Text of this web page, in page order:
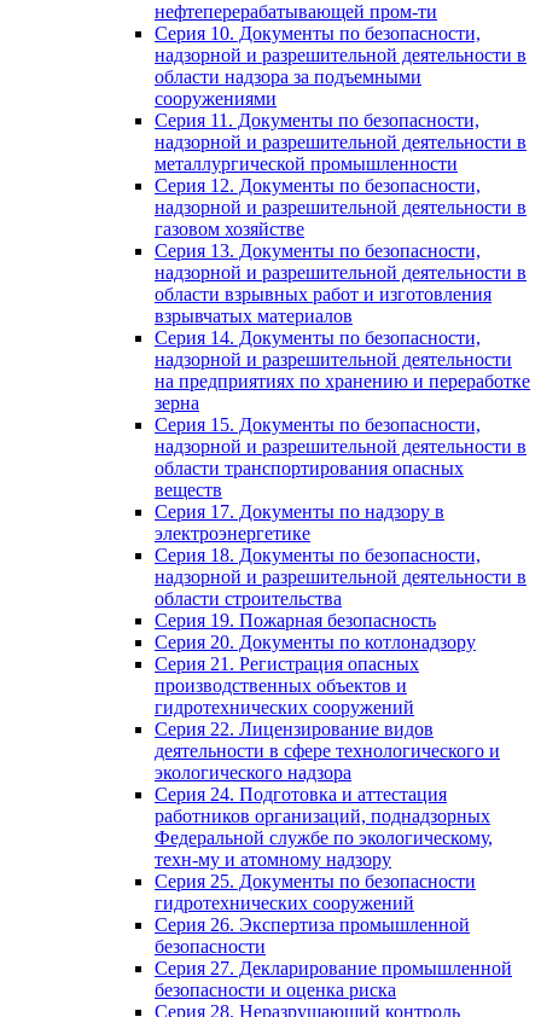
нефтеперерабатывающей пром-ти
Серия 10. Документы по безопасности,
надзорной и разрешительной деятельности в
области надзора за подъемными
сооружениями
Серия 11. Документы по безопасности,
надзорной и разрешительной деятельности в
металлургической промышленности
Серия 12. Документы по безопасности,
надзорной и разрешительной деятельности в
газовом хозяйстве
Серия 13. Документы по безопасности,
надзорной и разрешительной деятельности в
области взрывных работ и изготовления
взрывчатых материалов
Серия 14. Документы по безопасности,
надзорной и разрешительной деятельности
на предприятиях по хранению и переработке
зерна
Серия 15. Документы по безопасности,
надзорной и разрешительной деятельности в
области транспортирования опасных
веществ
Серия 17. Документы по надзору в
электроэнергетике
Серия 18. Документы по безопасности,
надзорной и разрешительной деятельности в
области строительства
Серия 19. Пожарная безопасность
Серия 20. Документы по котлонадзору
Серия 21. Регистрация опасных
производственных объектов и
гидротехнических сооружений
Серия 22. Лицензирование видов
деятельности в сфере технологического и
экологического надзора
Серия 24. Подготовка и аттестация
работников организаций, поднадзорных
Федеральной службе по экологическому,
техн-му и атомному надзору
Серия 25. Документы по безопасности
гидротехнических сооружений
Серия 26. Экспертиза промышленной
безопасности
Серия 27. Декларирование промышленной
безопасности и оценка риска
Серия 28. Неразрушающий контроль